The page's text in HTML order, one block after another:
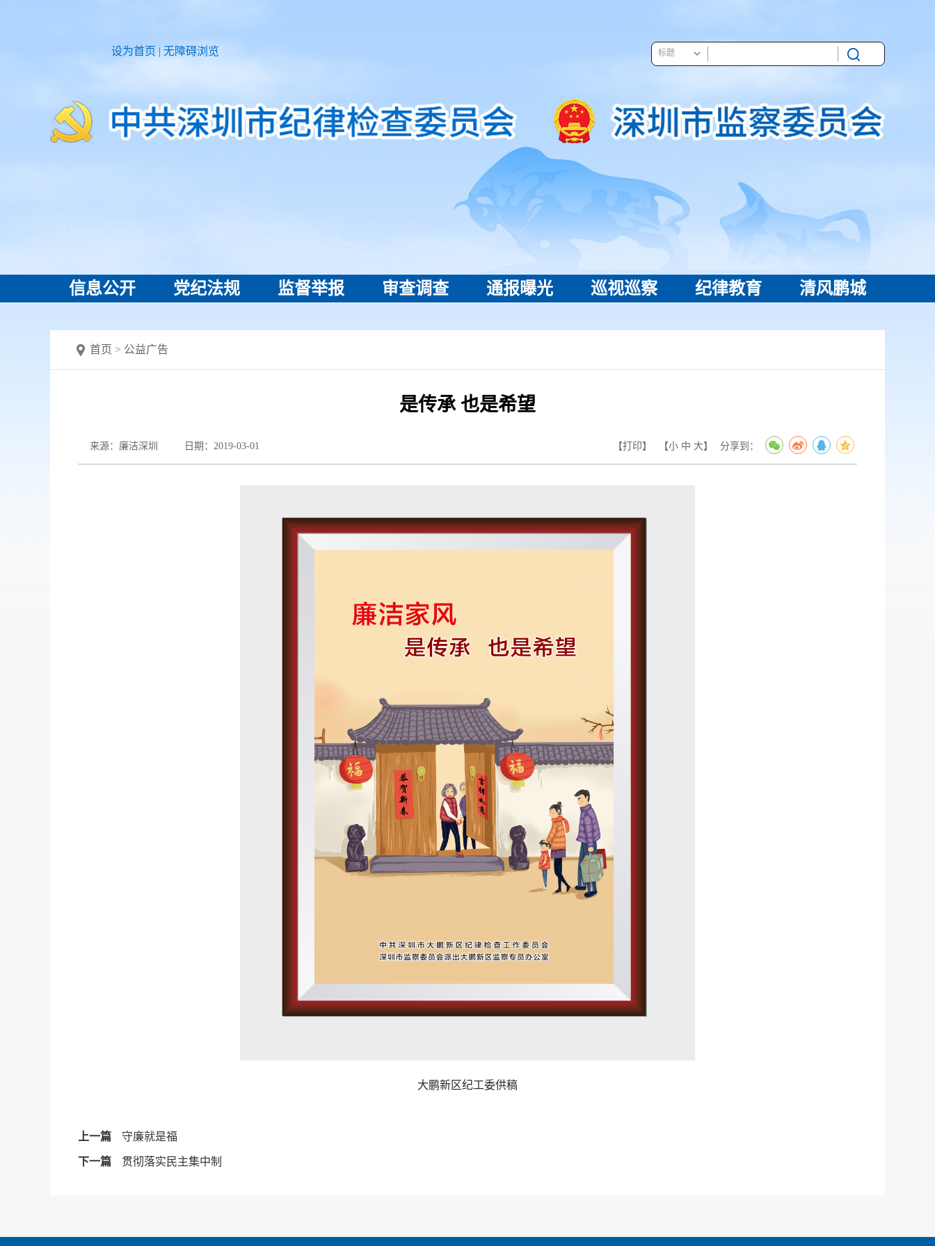
设为首页 | 无障碍浏览
信息公开 党纪法规 监督举报 审查调查 通报曝光 巡视巡察 纪律教育 清风鹏城
首页 > 公益广告
是传承 也是希望
来源：廉洁深圳 日期：2019-03-01 【打印】 【小 中 大】 分享到：
大鹏新区纪工委供稿
上一篇 守廉就是福
下一篇 贯彻落实民主集中制